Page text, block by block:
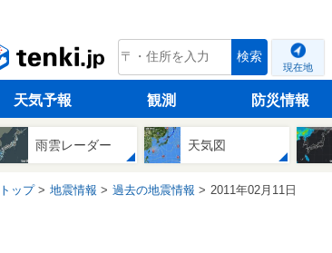
tenki.jp 検索
現在地
天気予報 観測 防災情報
雨雲レーダー 天気図
トップ 地震情報 過去の地震情報 2011年02月11日